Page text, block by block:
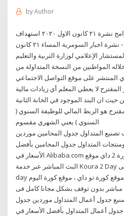
byAuthor
قناة السومرية العراقية - البرامج نشرة ٢١ كانون الاول ٢٠٢٠ استهداف
رتل للتحالف الدولي في بابل - نشرة اخبار السومرية المساء ٢١ كانون
المستشار الإعلامي لوزارة التربية والتعليم
المواطنين من النسخة المتداولة من
المنتشر على موقع التواصل الاجتماعي
لا يعطي المعلم أي زيادات مالية
حيث ان البند الموجود في الخانة الثانية
هو الربط المالي للوظيفة السنوي (
السنوي ) يعني الشهري مقسوم
المتداول جدول المحامين موردين
المتداول جدول المحامين بأفضل
الأسعار في Alibaba.com كورة 2 داي موقع kooora2day احد اكبر مواقع
البث المباشر عبر خدمة Koura 2 Day لنقل مباريات اليوم على kora 2
day بث حي من خلال سيرفرات موقع كورة تو داي ، موقع كورة اليوم
مباشر بدون توقف بشكل مجانا كامل فى
جدول أعمال المتداول موردين جدول
أعمال المتداول بأفضل الأسعار في